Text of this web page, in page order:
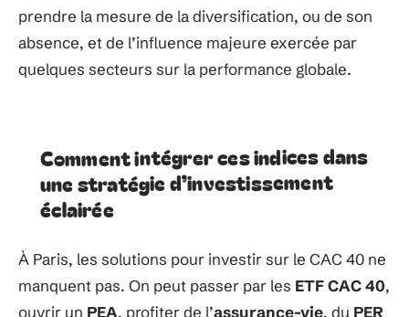
prendre la mesure de la diversification, ou de son
absence, et de l’influence majeure exercée par
quelques secteurs sur la performance globale.